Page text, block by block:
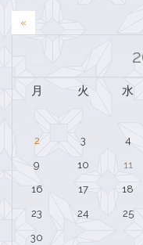
投
ナ
ビ
ョ
ン
«
月 火 水
2 3 4
9 10 11
16 17 18
23 24 25
30